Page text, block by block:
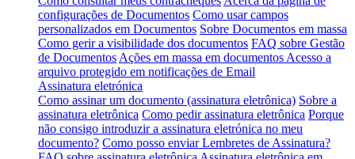
configurações de Documentos Como usar campos
personalizados em Documentos Sobre Documentos em massa
Como gerir a visibilidade dos documentos FAQ sobre Gestão
de Documentos Ações em massa em documentos Acesso a
arquivo protegido em notificações de Email
Assinatura eletrónica
Como assinar um documento (assinatura eletrônica) Sobre a
assinatura eletrônica Como pedir assinatura eletrônica Porque
não consigo introduzir a assinatura eletrónica no meu
documento? Como posso enviar Lembretes de Assinatura?